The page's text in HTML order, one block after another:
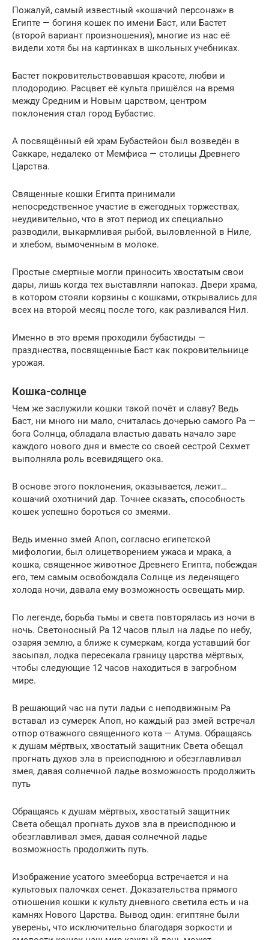
Пожалуй, самый известный «кошачий персонаж» в
Египте — богиня кошек по имени Баст, или Бастет
(второй вариант произношения), многие из нас её
видели хотя бы на картинках в школьных учебниках.
Бастет покровительствовавшая красоте, любви и
плодородию. Расцвет её культа пришёлся на время
между Средним и Новым царством, центром
поклонения стал город Бубастис.
А посвящённый ей храм Бубастейон был возведён в
Саккаре, недалеко от Мемфиса — столицы Древнего
Царства.
Священные кошки Египта принимали
непосредственное участие в ежегодных торжествах,
неудивительно, что в этот период их специально
разводили, выкармливая рыбой, выловленной в Ниле,
и хлебом, вымоченным в молоке.
Простые смертные могли приносить хвостатым свои
дары, лишь когда тех выставляли напоказ. Двери храма,
в котором стояли корзины с кошками, открывались для
всех на второй месяц после того, как разливался Нил.
Именно в это время проходили бубастиды —
празднества, посвященные Баст как покровительнице
урожая.
Кошка-солнце
Чем же заслужили кошки такой почёт и славу? Ведь
Баст, ни много ни мало, считалась дочерью самого Ра —
бога Солнца, обладала властью давать начало заре
каждого нового дня и вместе со своей сестрой Сехмет
выполняла роль всевидящего ока.
В основе этого поклонения, оказывается, лежит…
кошачий охотничий дар. Точнее сказать, способность
кошек успешно бороться со змеями.
Ведь именно змей Апоп, согласно египетской
мифологии, был олицетворением ужаса и мрака, а
кошка, священное животное Древнего Египта, побеждая
его, тем самым освобождала Солнце из леденящего
холода ночи, давала ему возможность освещать мир.
По легенде, борьба тьмы и света повторялась из ночи в
ночь. Светоносный Ра 12 часов плыл на ладье по небу,
озаряя землю, а ближе к сумеркам, когда уставший бог
засыпал, лодка пересекала границу царства мёртвых,
чтобы следующие 12 часов находиться в загробном
мире.
В решающий час на пути ладьи с неподвижным Ра
вставал из сумерек Апоп, но каждый раз змей встречал
отпор отважного священного кота — Атума. Обращаясь
к душам мёртвых, хвостатый защитник Света обещал
прогнать духов зла в преисподнюю и обезглавливал
змея, давая солнечной ладье возможность продолжить
путь
Обращаясь к душам мёртвых, хвостатый защитник
Света обещал прогнать духов зла в преисподнюю и
обезглавливал змея, давая солнечной ладье
возможность продолжить путь.
Изображение усатого змееборца встречается и на
культовых палочках сенет. Доказательства прямого
отношения кошки к культу дневного светила есть и на
камнях Нового Царства. Вывод один: египтяне были
уверены, что исключительно благодаря зоркости и